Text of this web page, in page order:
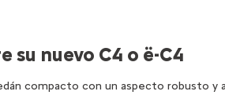
su nuevo C4 o ë-C4
compacto con un aspecto robusto